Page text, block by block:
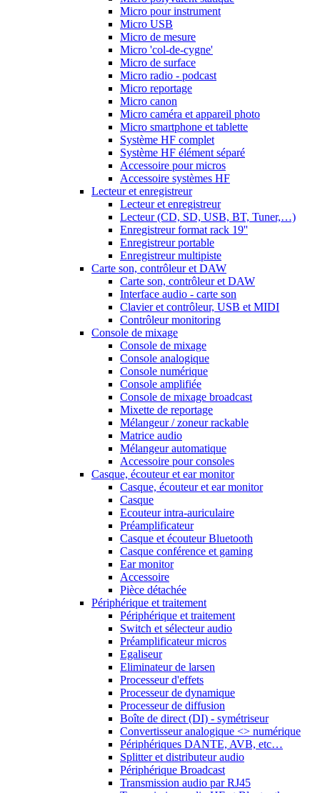
Micro pour instrument
Micro USB
Micro de mesure
Micro 'col-de-cygne'
Micro de surface
Micro radio - podcast
Micro reportage
Micro canon
Micro caméra et appareil photo
Micro smartphone et tablette
Système HF complet
Système HF élément séparé
Accessoire pour micros
Accessoire systèmes HF
Lecteur et enregistreur
Lecteur et enregistreur
Lecteur (CD, SD, USB, BT, Tuner,…)
Enregistreur format rack 19''
Enregistreur portable
Enregistreur multipiste
Carte son, contrôleur et DAW
Carte son, contrôleur et DAW
Interface audio - carte son
Clavier et contrôleur, USB et MIDI
Contrôleur monitoring
Console de mixage
Console de mixage
Console analogique
Console numérique
Console amplifiée
Console de mixage broadcast
Mixette de reportage
Mélangeur / zoneur rackable
Matrice audio
Mélangeur automatique
Accessoire pour consoles
Casque, écouteur et ear monitor
Casque, écouteur et ear monitor
Casque
Ecouteur intra-auriculaire
Préamplificateur
Casque et écouteur Bluetooth
Casque conférence et gaming
Ear monitor
Accessoire
Pièce détachée
Périphérique et traitement
Périphérique et traitement
Switch et sélecteur audio
Préamplificateur micros
Egaliseur
Eliminateur de larsen
Processeur d'effets
Processeur de dynamique
Processeur de diffusion
Boîte de direct (DI) - symétriseur
Convertisseur analogique <> numérique
Périphériques DANTE, AVB, etc…
Splitter et distributeur audio
Périphérique Broadcast
Transmission audio par RJ45